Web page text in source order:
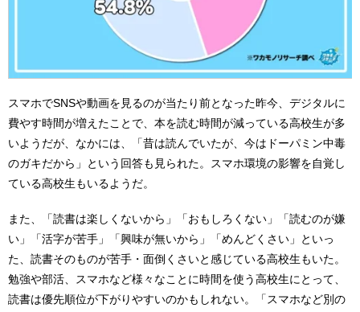
スマホでSNSや動画を見るのが当たり前となった昨今、デジタルに
費やす時間が増えたことで、本を読む時間が減っている高校生が多
いようだが、なかには、「昔は読んでいたが、今はドーパミン中毒
のガキだから」という回答も見られた。スマホ環境の影響を自覚し
ている高校生もいるようだ。
また、「読書は楽しくないから」「おもしろくない」「読むのが嫌
い」「活字が苦手」「興味が無いから」「めんどくさい」といっ
た、読書そのものが苦手・面倒くさいと感じている高校生もいた。
勉強や部活、スマホなど様々なことに時間を使う高校生にとって、
読書は優先順位が下がりやすいのかもしれない。「スマホなど別の